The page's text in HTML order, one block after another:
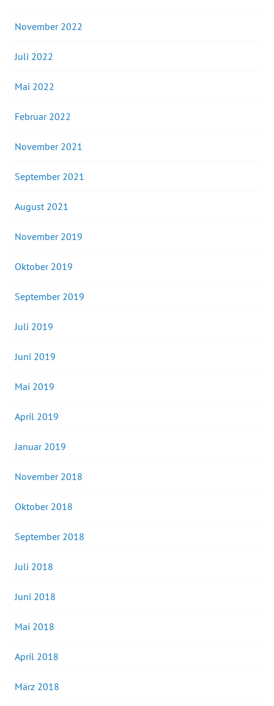
November 2022
Juli 2022
Mai 2022
Februar 2022
November 2021
September 2021
August 2021
November 2019
Oktober 2019
September 2019
Juli 2019
Juni 2019
Mai 2019
April 2019
Januar 2019
November 2018
Oktober 2018
September 2018
Juli 2018
Juni 2018
Mai 2018
April 2018
März 2018